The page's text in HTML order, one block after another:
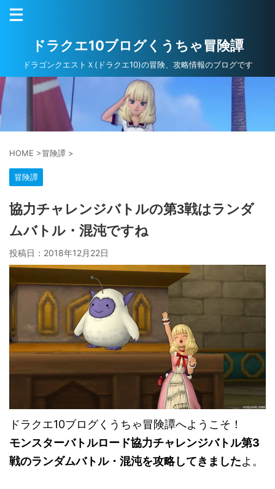
ドラクエ10ブログくうちゃ冒険譚
ドラゴンクエストＸ(ドラクエ10)の冒険、攻略情報のブログです
HOME >冒険譚 >
冒険譚
協力チャレンジバトルの第3戦はランダ
ムバトル・混沌ですね
投稿日： 2018年12月22日
ドラクエ10ブログくうちゃ冒険譚へようこそ！
モンスターバトルロード協力チャレンジバトル第3
戦のランダムバトル・混沌を攻略してきましたよ。